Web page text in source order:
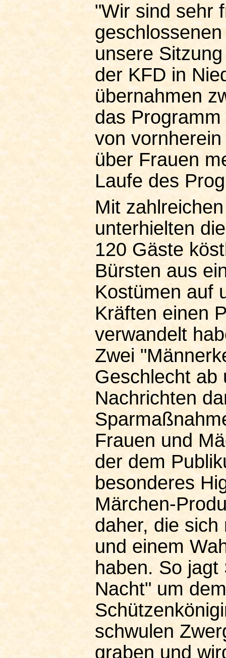
"Wir sind sehr
unsere
der KFD in
übernahmen
das
von
über Frauen
Laufe des
Mit
unterhielten
120 Gäste
Bürsten aus
Kostümen auf
Kräften einen
verwandelt
Zwei
Geschlecht ab
Nachrichten
Frauen und
der dem
besonderes
Märchen-
daher, die
und einem
haben. So
Nacht" um
schwulen
graben und